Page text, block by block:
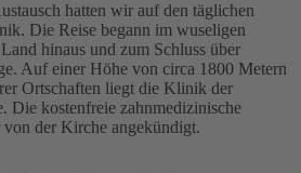
hatten wir auf den täglichen
Die Reise begann im wuseligen
hinaus und zum Schluss über
Auf einer Höhe von circa 1800 Metern
Ortschaften liegt die Klinik der
Die kostenfreie zahnmedizinische
der Kirche angekündigt.